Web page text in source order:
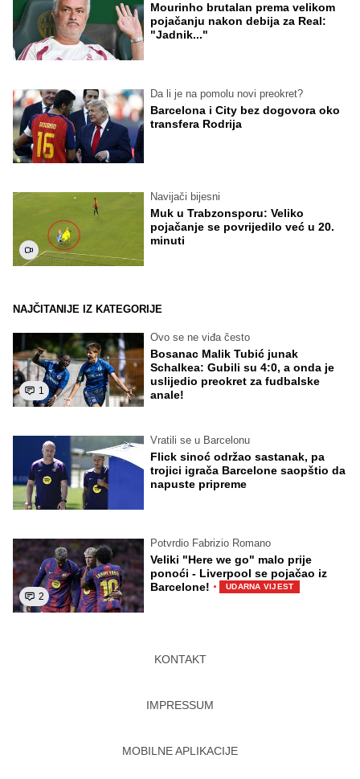
Mourinho brutalan prema velikom
pojačanju nakon debija za Real:
"Jadnik..."
Da li je na pomolu novi preokret?
Barcelona i City bez dogovora oko
transfera Rodrija
Navijači bijesni
Muk u Trabzonsporu: Veliko
pojačanje se povrijedilo već u 20.
minuti
NAJČITANIJE IZ KATEGORIJE
1
Ovo se ne viđa često
Bosanac Malik Tubić junak
Schalkea: Gubili su 4:0, a onda je
uslijedio preokret za fudbalske
anale!
Vratili se u Barcelonu
Flick sinoć održao sastanak, pa
trojici igrača Barcelone saopštio da
napuste pripreme
2
Potvrdio Fabrizio Romano
Veliki "Here we go" malo prije
ponoći - Liverpool se pojačao iz
Barcelone! · UDARNA VIJEST
KONTAKT
IMPRESSUM
MOBILNE APLIKACIJE